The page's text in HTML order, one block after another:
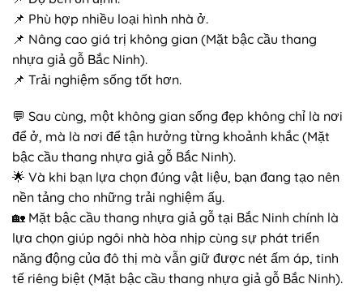
📌 Phù hợp nhiều loại hình nhà ở.
📌 Nâng cao giá trị không gian (Mặt bậc cầu thang
nhựa giả gỗ Bắc Ninh).
📌 Trải nghiệm sống tốt hơn.
💬 Sau cùng, một không gian sống đẹp không chỉ là nơi
để ở, mà là nơi để tận hưởng từng khoảnh khắc (Mặt
bậc cầu thang nhựa giả gỗ Bắc Ninh).
🌟 Và khi bạn lựa chọn đúng vật liệu, bạn đang tạo nên
nền tảng cho những trải nghiệm ấy.
🏡 Mặt bậc cầu thang nhựa giả gỗ tại Bắc Ninh chính là
lựa chọn giúp ngôi nhà hòa nhịp cùng sự phát triển
năng động của đô thị mà vẫn giữ được nét ấm áp, tinh
tế riêng biệt (Mặt bậc cầu thang nhựa giả gỗ Bắc Ninh).